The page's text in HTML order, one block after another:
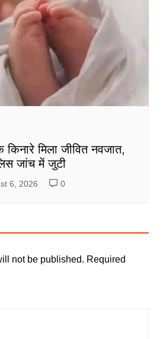
मिला जीवित नवजात,
जांच में जुटी
6, 2026 0
not be published. Required